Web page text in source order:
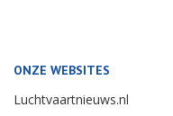
ONZE WEBSITES
Luchtvaartnieuws.nl